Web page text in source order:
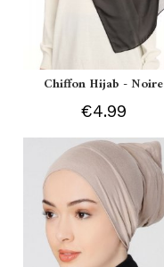
Chiffon Hijab - Noire
€4.99